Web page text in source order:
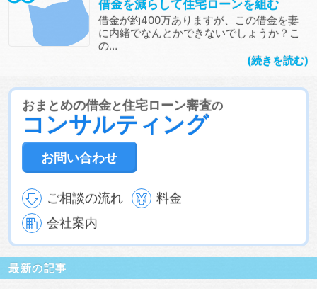
借金を減らして住宅ローンを組む
借金が約400万ありますが、この借金を妻
に内緒でなんとかできないでしょうか？こ
の…
続きを読む
おまとめの借金と住宅ローン審査の
コンサルティング
お問い合わせ
ご相談の流れ
料金
会社案内
最新の記事